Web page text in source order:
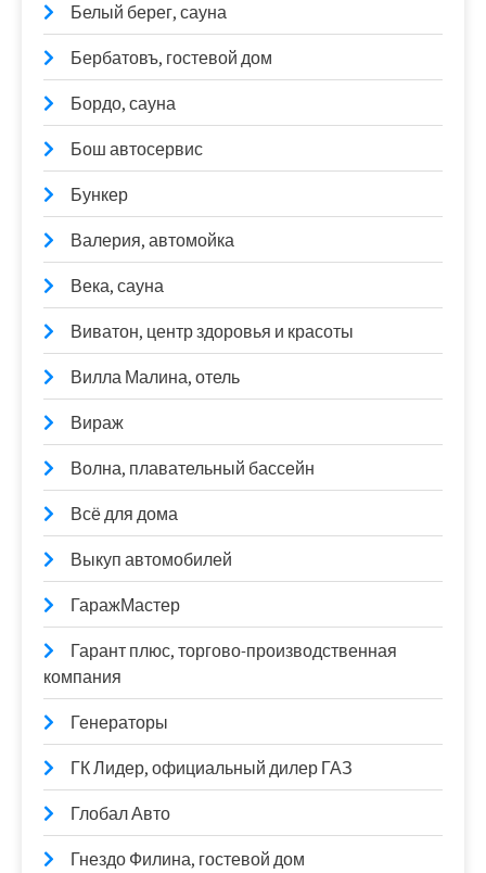
Белый берег, сауна
Бербатовъ, гостевой дом
Бордо, сауна
Бош автосервис
Бункер
Валерия, автомойка
Века, сауна
Виватон, центр здоровья и красоты
Вилла Малина, отель
Вираж
Волна, плавательный бассейн
Всё для дома
Выкуп автомобилей
ГаражМастер
Гарант плюс, торгово-производственная
компания
Генераторы
ГК Лидер, официальный дилер ГАЗ
Глобал Авто
Гнездо Филина, гостевой дом